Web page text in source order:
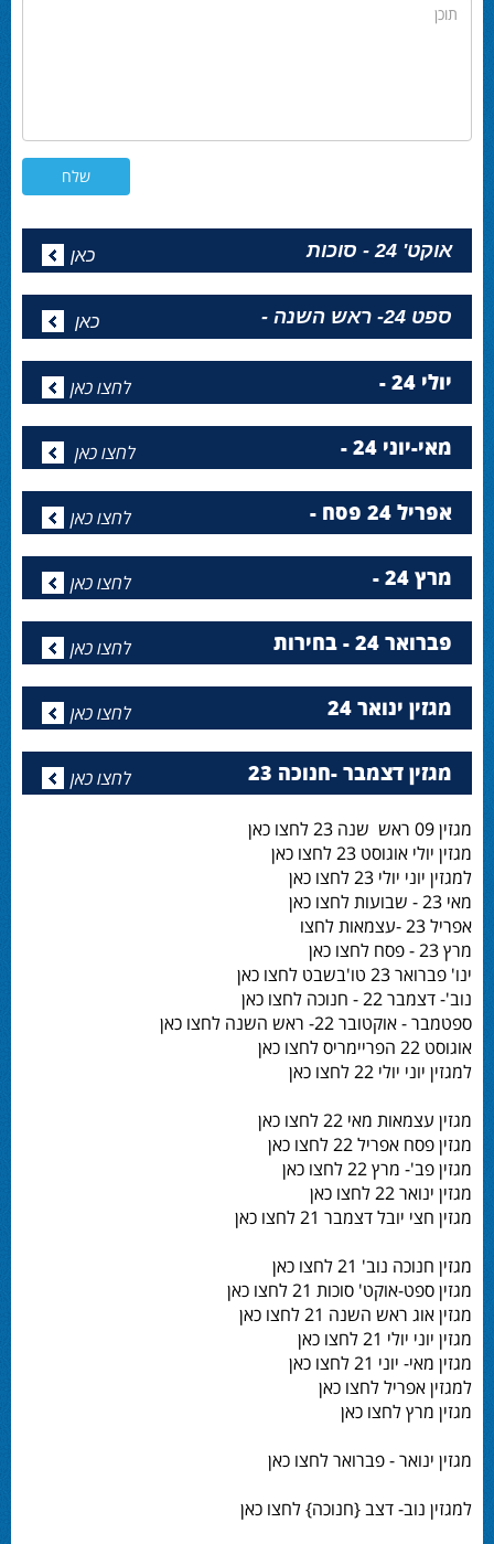
תוכן
אוקט' 24 - סוכות כאן
ספט 24- ראש השנה - כאן
יולי 24 - לחצו כאן
מאי-יוני 24 - לחצו כאן
אפריל 24 פסח - לחצו כאן
מרץ 24 - לחצו כאן
פברואר 24 - בחירות לחצו כאן
מגזין ינואר 24 לחצו כאן
מגזין דצמבר -חנוכה 23 לחצו כאן
מגזין 09 ראש שנה 23 לחצו כאן
מגזין יולי אוגוסט 23 לחצו כאן
למגזין יוני יולי 23 לחצו כאן
מאי 23 - שבועות לחצו כאן
אפריל 23 -עצמאות לחצו
מרץ 23 - פסח לחצו כאן
ינו' פברואר 23 טו'בשבט לחצו כאן
נוב'- דצמבר 22 - חנוכה לחצו כאן
ספטמבר - אוקטובר 22- ראש השנה לחצו כאן
אוגוסט 22 הפריימריס לחצו כאן
למגזין יוני יולי 22 לחצו כאן
מגזין עצמאות מאי 22 לחצו כאן
מגזין פסח אפריל 22 לחצו כאן
מגזין פב'- מרץ 22 לחצו כאן
מגזין ינואר 22 לחצו כאן
מגזין חצי יובל דצמבר 21 לחצו כאן
מגזין חנוכה נוב' 21 לחצו כאן
מגזין ספט-אוקט' סוכות 21 לחצו כאן
מגזין אוג ראש השנה 21 לחצו כאן
מגזין יוני יולי 21 לחצו כאן
מגזין מאי- יוני 21 לחצו כאן
למגזין אפריל לחצו כאן
מגזין מרץ לחצו כאן
מגזין ינואר - פברואר לחצו כאן
למגזין נוב- דצב {חנוכה} לחצו כאן